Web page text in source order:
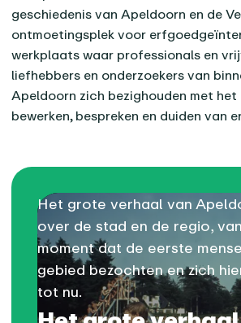
geschiedenis van Apeldoorn en de
ontmoetingsplek voor
werkplaats waar professionals en
liefhebbers en onderzoekers van
Apeldoorn zich bezighouden met het
bewerken, bespreken en duiden van
Het grote verhaal van
over de stad en de regio,
moment dat de eerste
gebied bezochten en zich
tot nu.